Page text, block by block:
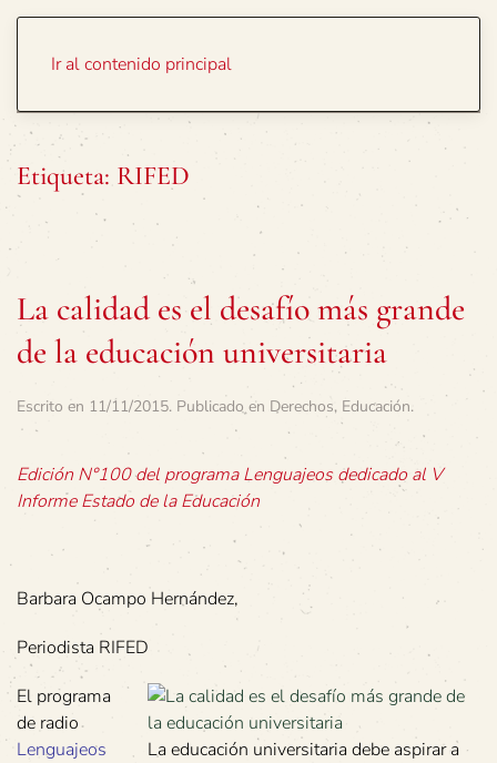
Ir al contenido principal
Etiqueta: RIFED
La calidad es el desafío más grande
de la educación universitaria
Escrito en 11/11/2015. Publicado en Derechos, Educación.
Edición N°100 del programa Lenguajeos dedicado al V
Informe Estado de la Educación
Barbara Ocampo Hernández,
Periodista RIFED
La educación universitaria debe aspirar a
El programa
de radio
Lenguajeos